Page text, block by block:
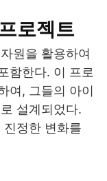
로젝트
원을 활용하여
함한다. 이 프로
여, 그들의 아이
설계되었다.
정한 변화를